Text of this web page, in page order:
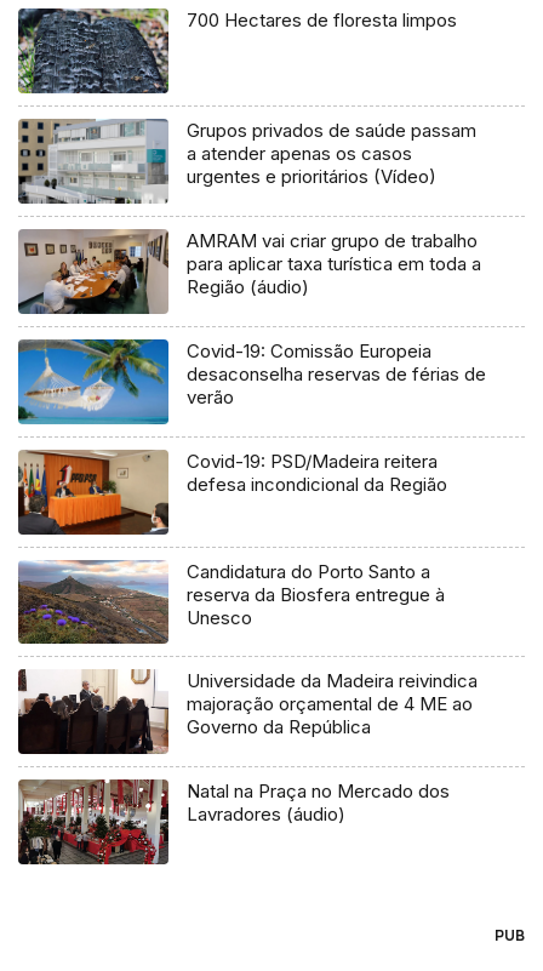
700 Hectares de floresta limpos
Grupos privados de saúde passam
a atender apenas os casos
urgentes e prioritários (Vídeo)
AMRAM vai criar grupo de trabalho
para aplicar taxa turística em toda a
Região (áudio)
Covid-19: Comissão Europeia
desaconselha reservas de férias de
verão
Covid-19: PSD/Madeira reitera
defesa incondicional da Região
Candidatura do Porto Santo a
reserva da Biosfera entregue à
Unesco
Universidade da Madeira reivindica
majoração orçamental de 4 ME ao
Governo da República
Natal na Praça no Mercado dos
Lavradores (áudio)
PUB